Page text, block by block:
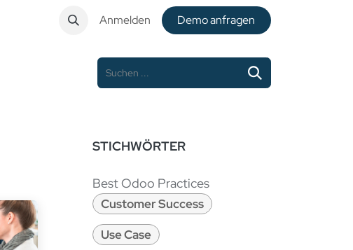
Anmelden De​​mo anfragen
STICHWÖRTER
Best Odoo Practices
Customer Success
Use Case